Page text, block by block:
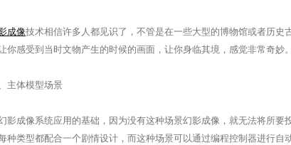
成像技术相信许多人都见识了，不管是在一些大型的博物馆或者历
你感受到当时文物产生的时候的画面，让你身临其境，感觉非常奇
体模型场景
成像系统应用的基础，因为没有这种场景幻影成像，就无法将所要
种类型都配合一个剧情设计，而这种场景可以通过编程控制器进行自动